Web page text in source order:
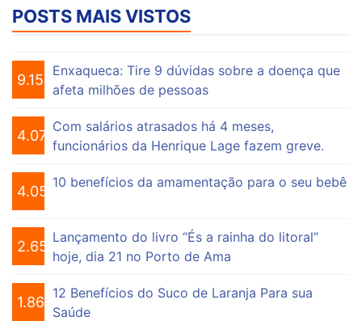
POSTS MAIS VISTOS
9.156
Enxaqueca: Tire 9 dúvidas sobre a doença que
afeta milhões de pessoas
4.076
Com salários atrasados há 4 meses,
funcionários da Henrique Lage fazem greve.
4.056
10 benefícios da amamentação para o seu bebê
2.655
Lançamento do livro “És a rainha do litoral”
hoje, dia 21 no Porto de Ama
1.864
12 Benefícios do Suco de Laranja Para sua
Saúde